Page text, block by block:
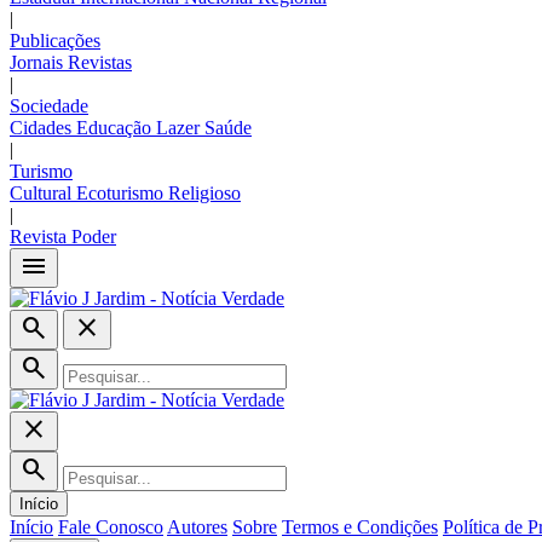
|
Publicações
Jornais Revistas
|
Sociedade
Cidades Educação Lazer Saúde
|
Turismo
Cultural Ecoturismo Religioso
|
Revista Poder
menu
search
close
search
close
search
Início
Início Fale Conosco Autores Sobre Termos e Condições Política de